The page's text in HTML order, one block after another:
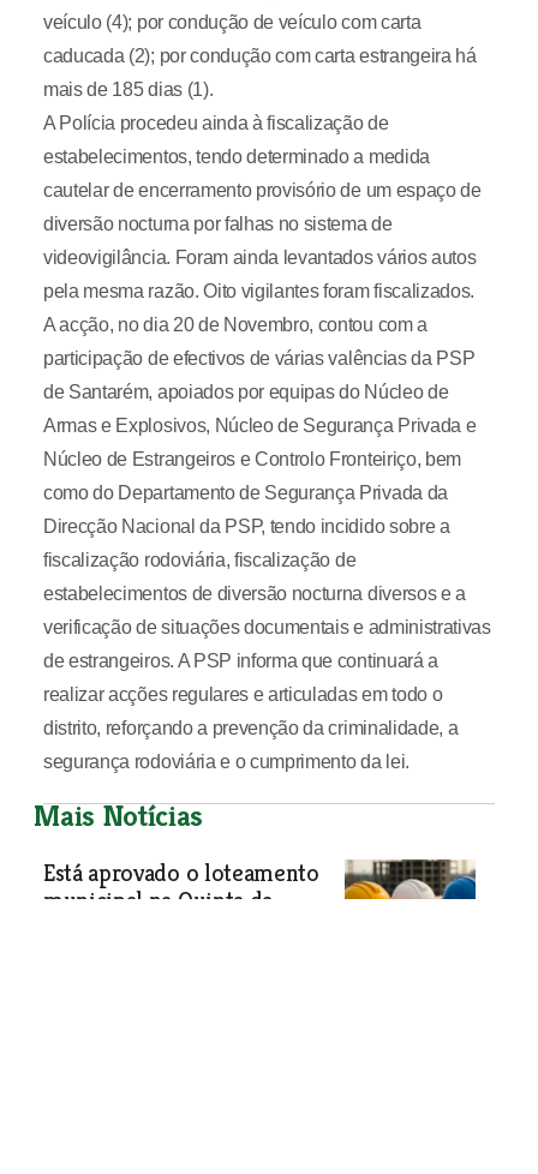
veículo (4); por condução de veículo com carta
caducada (2); por condução com carta estrangeira há
mais de 185 dias (1).
A Polícia procedeu ainda à fiscalização de
estabelecimentos, tendo determinado a medida
cautelar de encerramento provisório de um espaço de
diversão nocturna por falhas no sistema de
videovigilância. Foram ainda levantados vários autos
pela mesma razão. Oito vigilantes foram fiscalizados.
A acção, no dia 20 de Novembro, contou com a
participação de efectivos de várias valências da PSP
de Santarém, apoiados por equipas do Núcleo de
Armas e Explosivos, Núcleo de Segurança Privada e
Núcleo de Estrangeiros e Controlo Fronteiriço, bem
como do Departamento de Segurança Privada da
Direcção Nacional da PSP, tendo incidido sobre a
fiscalização rodoviária, fiscalização de
estabelecimentos de diversão nocturna diversos e a
verificação de situações documentais e administrativas
de estrangeiros. A PSP informa que continuará a
realizar acções regulares e articuladas em todo o
distrito, reforçando a prevenção da criminalidade, a
segurança rodoviária e o cumprimento da lei.
Mais Notícias
Está aprovado o loteamento
municipal na Quinta da